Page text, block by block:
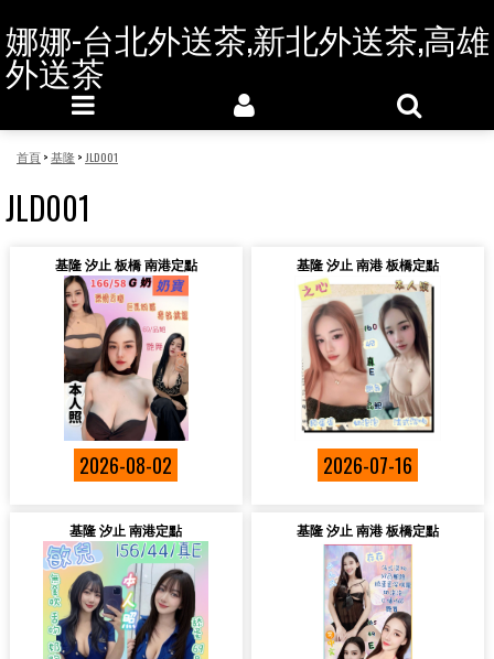
娜娜-台北外送茶,新北外送茶,高雄
外送茶
首頁>基隆> JLD001
JLD001
基隆 汐止 板橋 南港定點
2026-08-02
基隆 汐止 南港 板橋定點
2026-07-16
基隆 汐止 南港定點 基隆 汐止 南港 板橋定點